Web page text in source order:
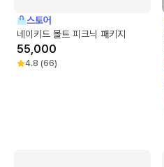
스토어
네이키드 몰트 피크닉 패키지
55,000
4.8 (66)